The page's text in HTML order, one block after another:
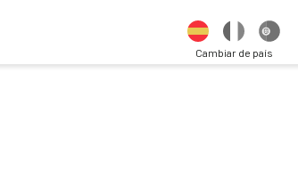
Cambiar de país